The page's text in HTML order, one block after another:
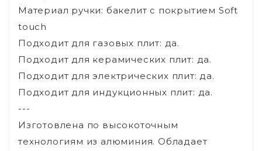
Материал ручки: бакелит с покрытием Soft
touch
Подходит для газовых плит: да.
Подходит для керамических плит: да.
Подходит для электрических плит: да.
Подходит для индукционных плит: да.
---
Изготовлена по высокоточным
технологиям из алюминия. Обладает